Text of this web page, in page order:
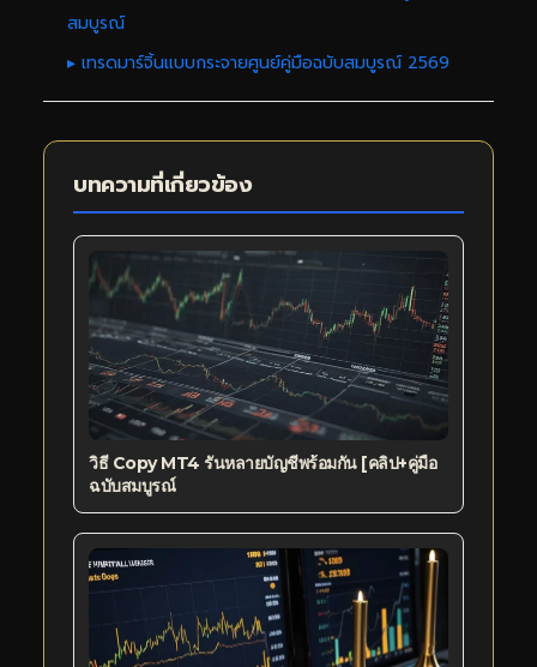
สมบูรณ์
▸ เทรดมาร์จิ้นแบบกระจายศูนย์คู่มือฉบับสมบูรณ์ 2569
บทความที่เกี่ยวข้อง
วิธี Copy MT4 รันหลายบัญชีพร้อมกัน [คลิป+คู่มือ
ฉบับสมบูรณ์